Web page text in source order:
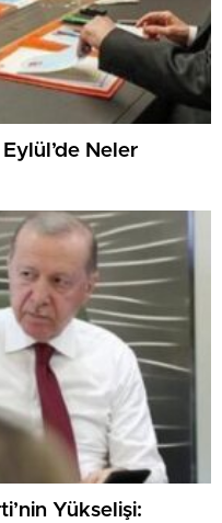
Neler
Yükselişi: